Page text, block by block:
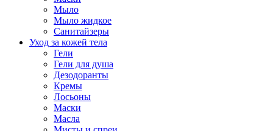
Мыло
Мыло жидкое
Санитайзеры
Уход за кожей тела
Гели
Гели для душа
Дезодоранты
Кремы
Лосьоны
Маски
Масла